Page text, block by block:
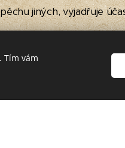
jiných, vyjadřuje
různými smysly a
Tím vám